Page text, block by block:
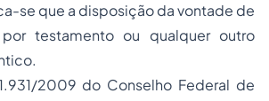
se que a disposição da vontade de
testamento ou qualquer outro
2009 do Conselho Federal de